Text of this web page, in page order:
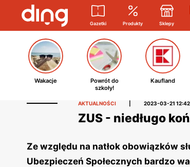
Gazetki Produkty Sklepy
Wakacje
Powrót do
szkoły!
Kaufland
AKTUALNOŚCI 2023-03-21 12:42
ZUS - niedługo
Ze względu na natłok obowiązków
Ubezpieczeń Społecznych bardzo